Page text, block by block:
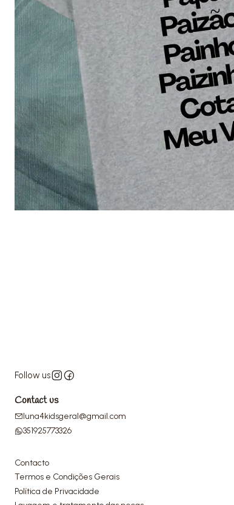
Follow us
Contact us
luna4kidsgeral@gmail.com
351925773326
Contacto
Termos e Condições Gerais
Política de Privacidade